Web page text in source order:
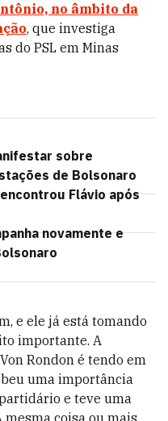
no âmbito da
, que investiga
do PSL em Minas
sobre
de Bolsonaro
Flávio após
novamente e
e ele já está tomando
importante. A
Rondon é tendo em
uma importância
e teve uma
coisa ou mais